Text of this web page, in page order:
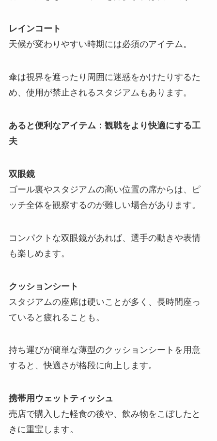
レインコート
天候が変わりやすい時期には必須のアイテム。
傘は視界を遮ったり周囲に迷惑をかけたりするた
め、使用が禁止されるスタジアムもあります。
あると便利なアイテム：観戦をより快適にする工
夫
双眼鏡
ゴール裏やスタジアムの高い位置の席からは、ピ
ッチ全体を観察するのが難しい場合があります。
コンパクトな双眼鏡があれば、選手の動きや表情
も楽しめます。
クッションシート
スタジアムの座席は硬いことが多く、長時間座っ
ていると疲れることも。
持ち運びが簡単な薄型のクッションシートを用意
すると、快適さが格段に向上します。
携帯用ウェットティッシュ
売店で購入した軽食の後や、飲み物をこぼしたと
きに重宝します。